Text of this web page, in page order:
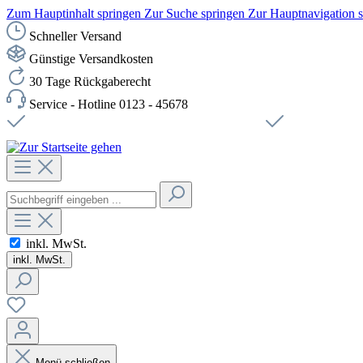
Zum Hauptinhalt springen Zur Suche springen Zur Hauptnavigation
Schneller Versand
Günstige Versandkosten
30 Tage Rückgaberecht
Service - Hotline 0123 - 45678
inkl. MwSt.
inkl. MwSt.